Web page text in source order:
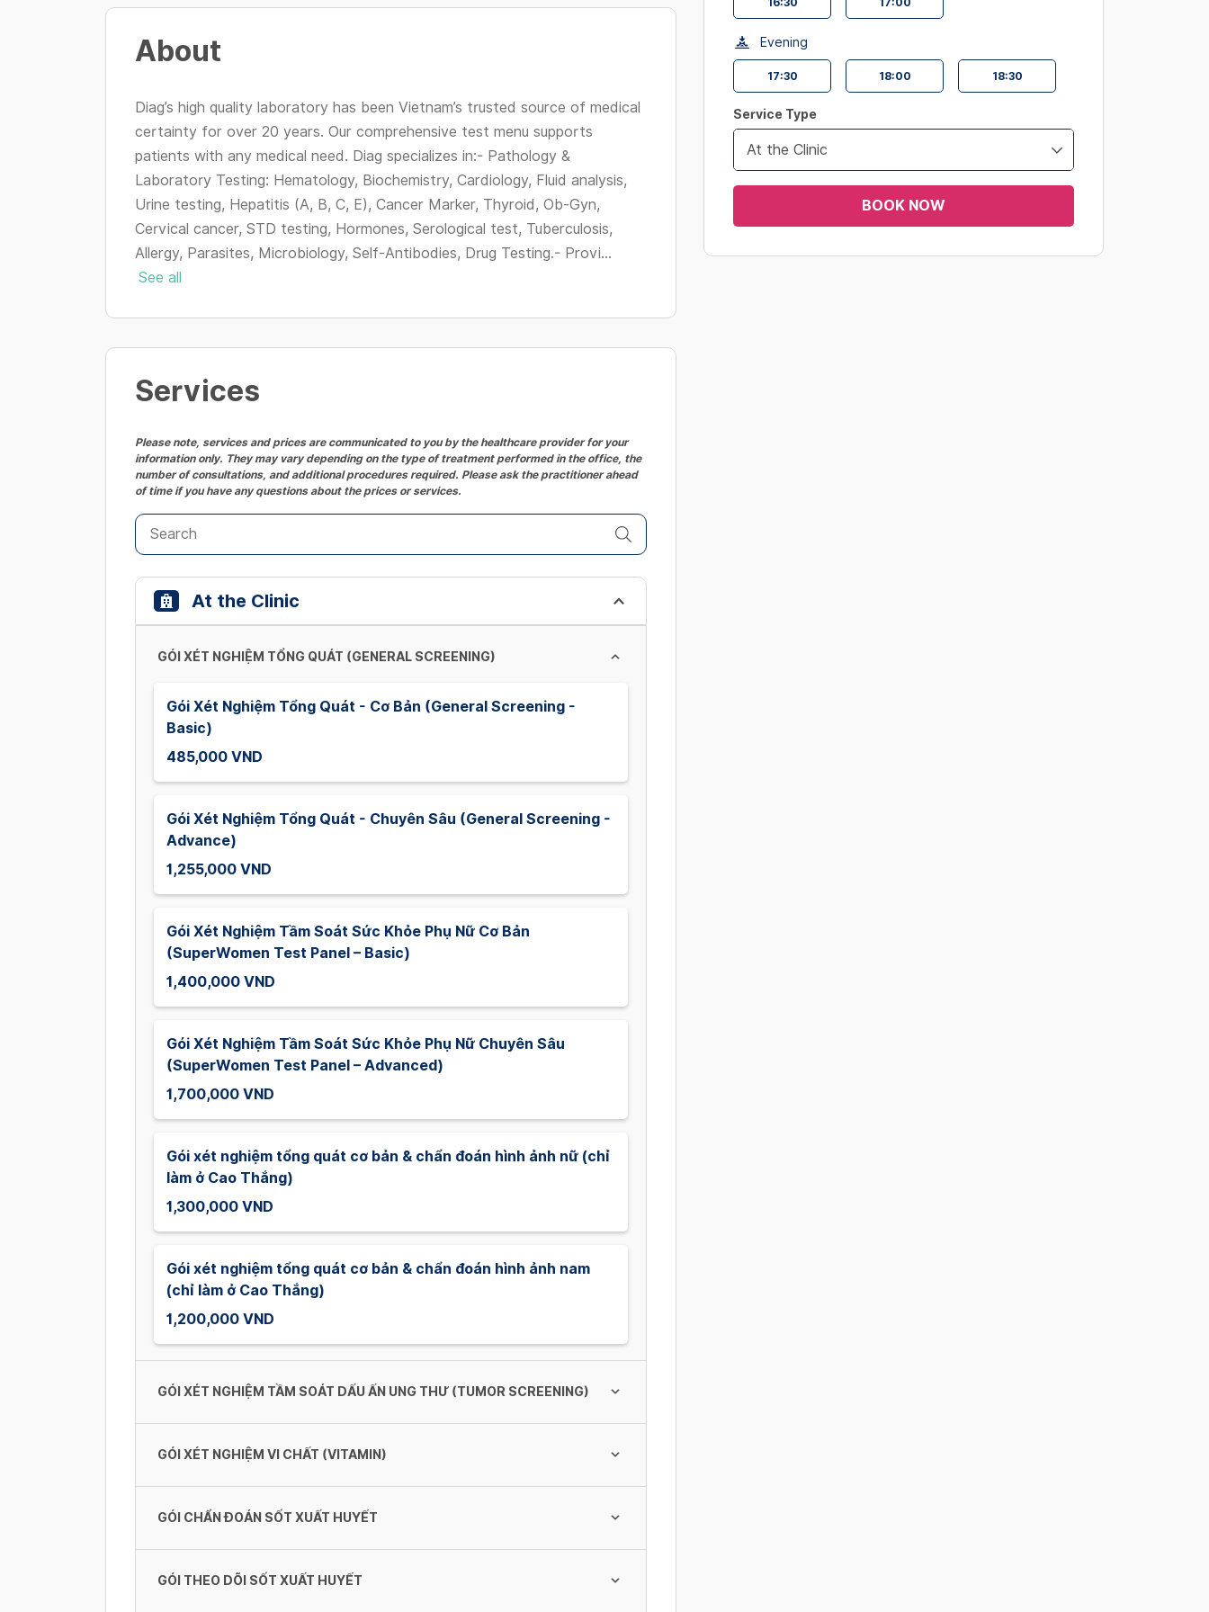
About
Diag’s high quality laboratory has been Vietnam’s trusted source of medical
certainty for over 20 years. Our comprehensive test menu supports
patients with any medical need. Diag specializes in:- Pathology &
Laboratory Testing: Hematology, Biochemistry, Cardiology, Fluid analysis,
Urine testing, Hepatitis (A, B, C, E), Cancer Marker, Thyroid, Ob-Gyn,
Cervical cancer, STD testing, Hormones, Serological test, Tuberculosis,
Allergy, Parasites, Microbiology, Self-Antibodies, Drug Testing.- Provi...
See all
Services
Please note, services and prices are communicated to you by the healthcare provider for your
information only. They may vary depending on the type of treatment performed in the office, the
number of consultations, and additional procedures required. Please ask the practitioner ahead
of time if you have any questions about the prices or services.
At the Clinic
GÓI XÉT NGHIỆM TỔNG QUÁT (GENERAL SCREENING)
Gói Xét Nghiệm Tổng Quát - Cơ Bản (General Screening -
Basic)
485,000 VND
Gói Xét Nghiệm Tổng Quát - Chuyên Sâu (General Screening -
Advance)
1,255,000 VND
Gói Xét Nghiệm Tầm Soát Sức Khỏe Phụ Nữ Cơ Bản
(SuperWomen Test Panel – Basic)
1,400,000 VND
Gói Xét Nghiệm Tầm Soát Sức Khỏe Phụ Nữ Chuyên Sâu
(SuperWomen Test Panel – Advanced)
1,700,000 VND
Gói xét nghiệm tổng quát cơ bản & chẩn đoán hình ảnh nữ (chỉ
làm ở Cao Thắng)
1,300,000 VND
Gói xét nghiệm tổng quát cơ bản & chẩn đoán hình ảnh nam
(chỉ làm ở Cao Thắng)
1,200,000 VND
GÓI XÉT NGHIỆM TẦM SOÁT DẤU ẤN UNG THƯ (TUMOR SCREENING)
Gói Xét Nghiệm Tầm Soát Dấu Ấn Ung Thư cho Nữ (Tumor -
Female)
1,660,000 VND
Gói Xét Nghiệm Tầm Soát Dấu Ấn Ung Thư cho Nam (Tumor -
GÓI XÉT NGHIỆM VI CHẤT (VITAMIN)
Gói xét nghiệm vi chất (Vitamin)
949,000 VND
GÓI CHẨN ĐOÁN SỐT XUẤT HUYẾT
Gói chẩn đoán sốt xuất huyết
GÓI THEO DÕI SỐT XUẤT HUYẾT
changing
dates.Evening
17:30 18:00 18:30
Service Type
At the Clinic
BOOK NOW